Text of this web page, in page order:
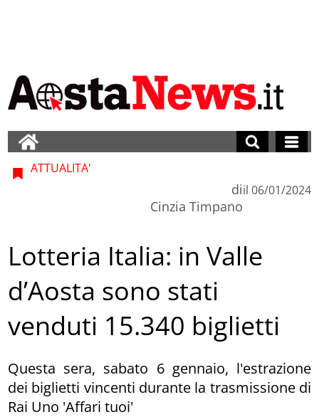
ATTUALITA'
di
Cinzia Timpano
il 06/01/2024
Lotteria Italia: in Valle
d’Aosta sono stati
venduti 15.340 biglietti
Questa sera, sabato 6 gennaio, l'estrazione
dei biglietti vincenti durante la trasmissione di
Rai Uno 'Affari tuoi'